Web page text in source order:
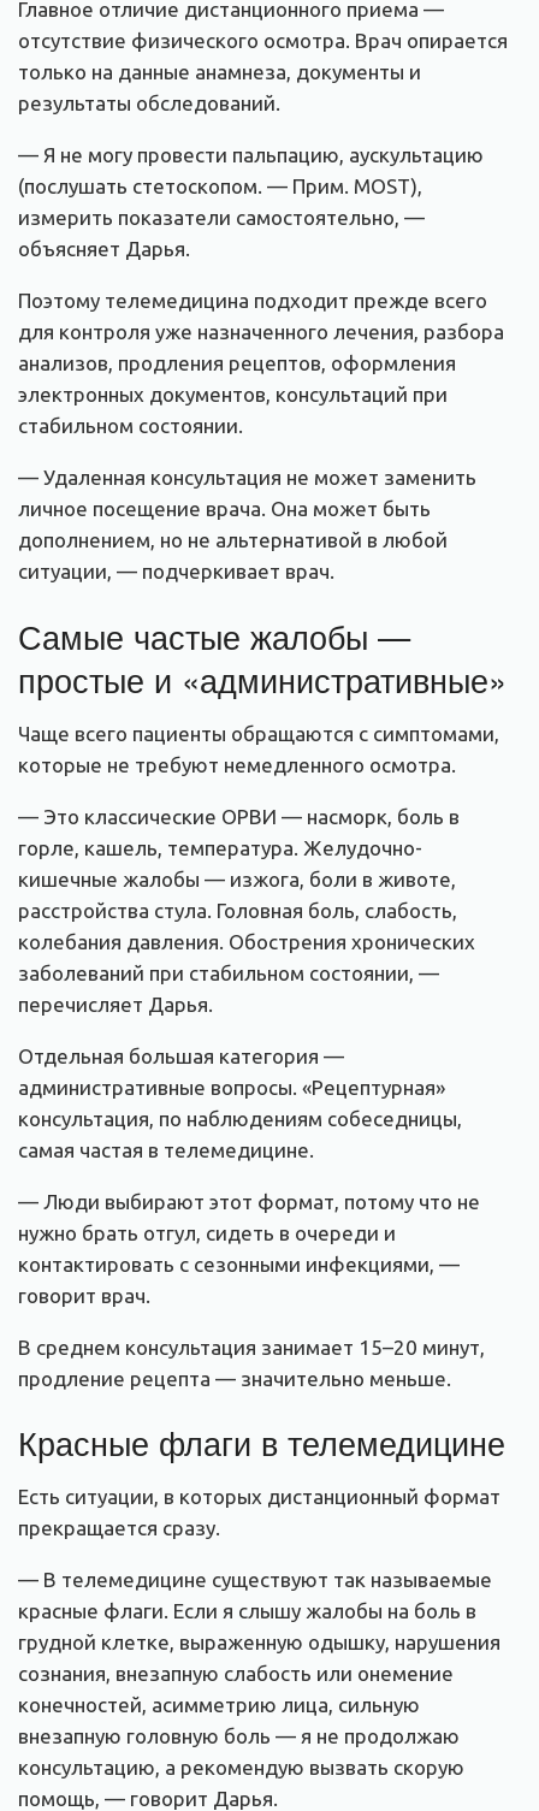
Главное отличие дистанционного приема —
отсутствие физического осмотра. Врач опирается
только на данные анамнеза, документы и
результаты обследований.
— Я не могу провести пальпацию, аускультацию
(послушать стетоскопом. — Прим. MOST),
измерить показатели самостоятельно, —
объясняет Дарья.
Поэтому телемедицина подходит прежде всего
для контроля уже назначенного лечения, разбора
анализов, продления рецептов, оформления
электронных документов, консультаций при
стабильном состоянии.
— Удаленная консультация не может заменить
личное посещение врача. Она может быть
дополнением, но не альтернативой в любой
ситуации, — подчеркивает врач.
Самые частые жалобы —
простые и «административные»
Чаще всего пациенты обращаются с симптомами,
которые не требуют немедленного осмотра.
— Это классические ОРВИ — насморк, боль в
горле, кашель, температура. Желудочно-
кишечные жалобы — изжога, боли в животе,
расстройства стула. Головная боль, слабость,
колебания давления. Обострения хронических
заболеваний при стабильном состоянии, —
перечисляет Дарья.
Отдельная большая категория —
административные вопросы. «Рецептурная»
консультация, по наблюдениям собеседницы,
самая частая в телемедицине.
— Люди выбирают этот формат, потому что не
нужно брать отгул, сидеть в очереди и
контактировать с сезонными инфекциями, —
говорит врач.
В среднем консультация занимает 15–20 минут,
продление рецепта — значительно меньше.
Красные флаги в телемедицине
Есть ситуации, в которых дистанционный формат
прекращается сразу.
— В телемедицине существуют так называемые
красные флаги. Если я слышу жалобы на боль в
грудной клетке, выраженную одышку, нарушения
сознания, внезапную слабость или онемение
конечностей, асимметрию лица, сильную
внезапную головную боль — я не продолжаю
консультацию, а рекомендую вызвать скорую
помощь, — говорит Дарья.